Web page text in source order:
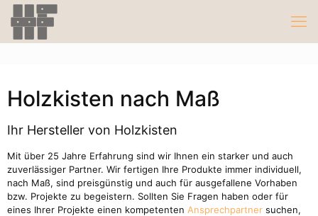
Holzkisten nach Maß
Ihr Hersteller von Holzkisten
Mit über 25 Jahre Erfahrung sind wir Ihnen ein starker und auch
zuverlässiger Partner. Wir fertigen Ihre Produkte immer individuell,
nach Maß, sind preisgünstig und auch für ausgefallene Vorhaben
bzw. Projekte zu begeistern. Sollten Sie Fragen haben oder für
eines Ihrer Projekte einen kompetenten Ansprechpartner suchen,